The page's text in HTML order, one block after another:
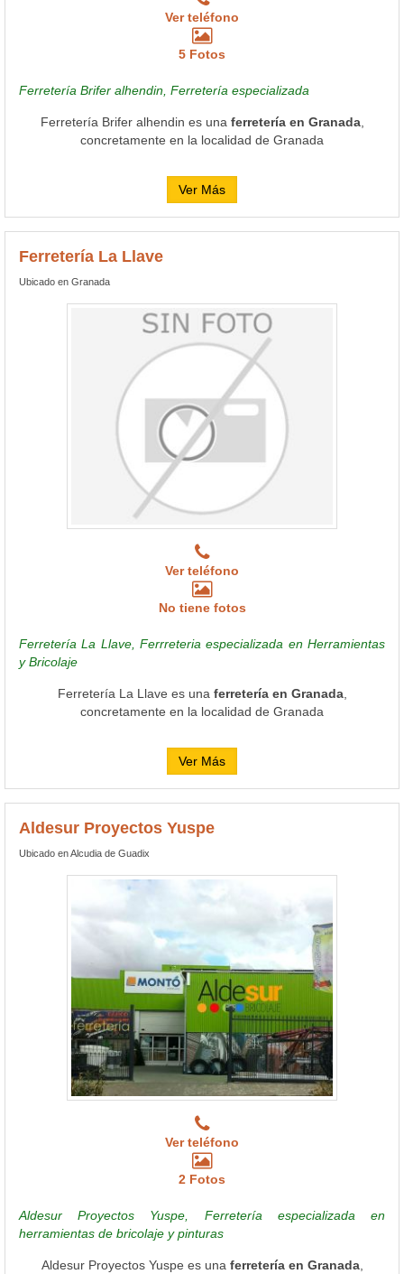
Ver teléfono
5 Fotos
Ferretería Brifer alhendin, Ferretería especializada
Ferretería Brifer alhendin es una ferretería en Granada,
concretamente en la localidad de Granada
Ver Más
Ferretería La Llave
Ubicado en Granada
Ver teléfono
No tiene fotos
Ferretería La Llave, Ferrreteria especializada en Herramientas
y Bricolaje
Ferretería La Llave es una ferretería en Granada,
concretamente en la localidad de Granada
Ver Más
Aldesur Proyectos Yuspe
Ubicado en Alcudia de Guadix
Ver teléfono
2 Fotos
Aldesur Proyectos Yuspe, Ferretería especializada en
herramientas de bricolaje y pinturas
Aldesur Proyectos Yuspe es una ferretería en Granada,